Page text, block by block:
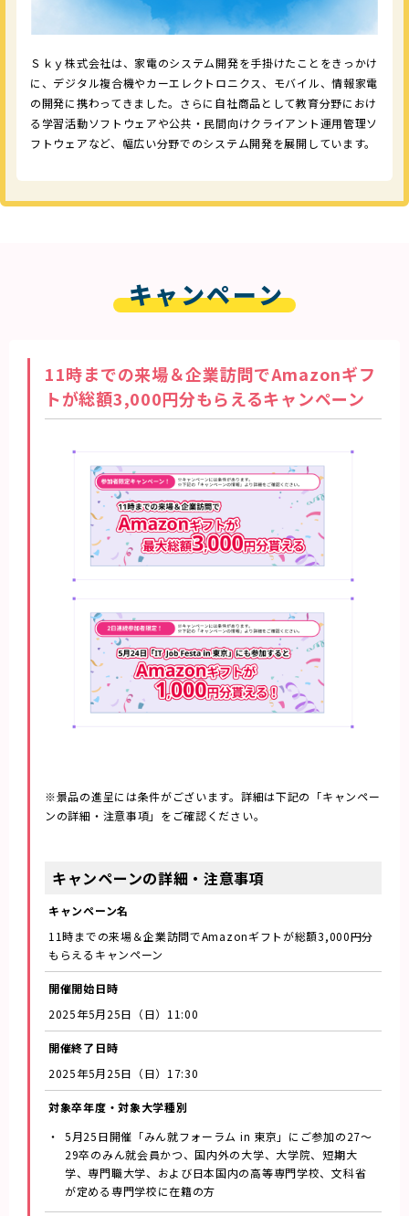
Ｓｋｙ株式会社は、家電のシステム開発を手掛けたことをきっかけ
に、デジタル複合機やカーエレクトロニクス、モバイル、情報家電
の開発に携わってきました。さらに自社商品として教育分野におけ
る学習活動ソフトウェアや公共・民間向けクライアント運用管理ソ
フトウェアなど、幅広い分野でのシステム開発を展開しています。
キャンペーン
11時までの来場＆企業訪問でAmazonギフ
トが総額3,000円分もらえるキャンペーン
※景品の進呈には条件がございます。詳細は下記の「キャンペー
ンの詳細・注意事項」をご確認ください。
キャンペーンの詳細・注意事項
キャンペーン名
11時までの来場＆企業訪問でAmazonギフトが総額3,000円分
もらえるキャンペーン
開催開始日時
2025年5月25日（日）11:00
開催終了日時
2025年5月25日（日）17:30
対象卒年度・対象大学種別
5月25日開催「みん就フォーラム in 東京」にご参加の27～
29卒のみん就会員かつ、国内外の大学、大学院、短期大
学、専門職大学、および日本国内の高等専門学校、文科省
が定める専門学校に在籍の方